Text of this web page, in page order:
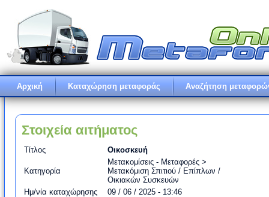
Αρχική Καταχώρηση μεταφοράς Αναζήτηση
Στοιχεία αιτήματος
Τίτλος Οικοσκευή
Κατηγορία
Μετακομίσεις - Μεταφορές >
Μετακόμιση Σπιτιού / Επίπλων /
Οικιακών Συσκευών
Ημ/νία καταχώρησης
09 / 06 / 2025 - 13:46